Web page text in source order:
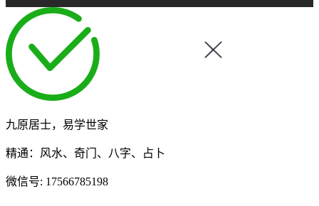
九原居士，易学世家
精通：风水、奇门、八字、占卜
微信号: 17566785198